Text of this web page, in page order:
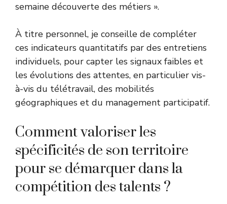
semaine découverte des métiers ».
À titre personnel, je conseille de compléter
ces indicateurs quantitatifs par des entretiens
individuels, pour capter les signaux faibles et
les évolutions des attentes, en particulier vis-
à-vis du télétravail, des mobilités
géographiques et du management participatif.
Comment valoriser les
spécificités de son territoire
pour se démarquer dans la
compétition des talents ?